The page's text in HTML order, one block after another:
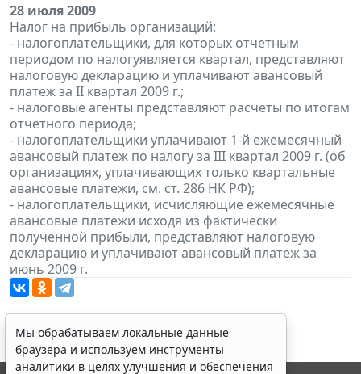
28 июля 2009
Налог на прибыль организаций:
- налогоплательщики, для которых отчетным
периодом по налогуявляется квартал, представляют
налоговую декларацию и уплачивают авансовый
платеж за II квартал 2009 г.;
- налоговые агенты представляют расчеты по итогам
отчетного периода;
- налогоплательщики уплачивают 1-й ежемесячный
авансовый платеж по налогу за III квартал 2009 г. (об
организациях, уплачивающих только квартальные
авансовые платежи, см. ст. 286 НК РФ);
- налогоплательщики, исчисляющие ежемесячные
авансовые платежи исходя из фактически
полученной прибыли, представляют налоговую
декларацию и уплачивают авансовый платеж за
июнь 2009 г.
Мы обрабатываем локальные данные
браузера и используем инструменты
аналитики в целях улучшения и обеспечения